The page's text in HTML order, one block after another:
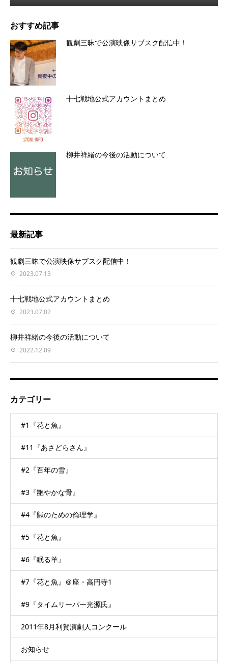
おすすめ記事
観劇三昧で公演映像サブスク配信中！
十七戦地公式アカウントまとめ
柳井祥緒の今後の活動について
最新記事
観劇三昧で公演映像サブスク配信中！
2023.07.13
十七戦地公式アカウントまとめ
2023.07.02
柳井祥緒の今後の活動について
2022.12.09
カテゴリー
#1『花と魚』
#11『あさどらさん』
#2『百年の雪』
#3『艶やかな骨』
#4『獣のための倫理学』
#5『花と魚』
#6『眠る羊』
#7『花と魚』＠座・高円寺1
#9『タイムリーパー光源氏』
2011年8月利賀演劇人コンクール
お知らせ